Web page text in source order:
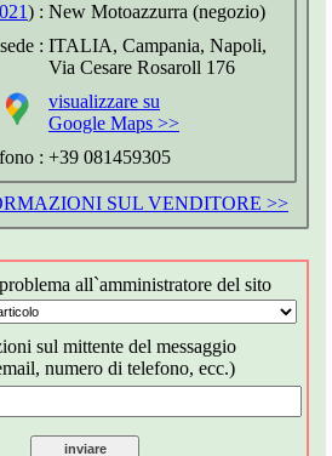
) : New Motoazzurra (negozio)
sede : ITALIA, Campania, Napoli,
Via Cesare Rosaroll 176
visualizzare su
Google Maps >>
: +39 081459305
SUL VENDITORE >>
all`amministratore del sito
sul mittente del messaggio
numero di telefono, ecc.)